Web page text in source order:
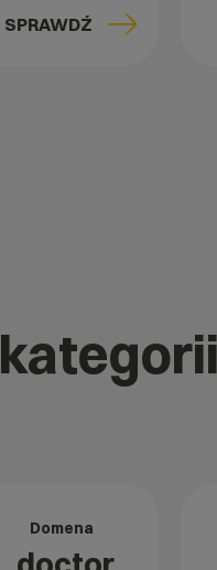
SPRAWDŹ
Domena